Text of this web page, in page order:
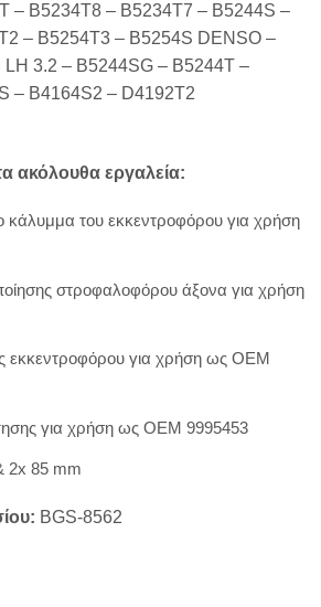
– B5234T8 – B5234T7 – B5244S –
– B5254T3 – B5254S DENSO –
3.2 – B5244SG – B5244T –
– B4164S2 – D4192T2
ακόλουθα εργαλεία:
κάλυμμα του εκκεντροφόρου για χρήση
στροφαλοφόρου άξονα για χρήση
εκκεντροφόρου για χρήση ως OEM
για χρήση ως OEM 9995453
2x 85 mm
BGS-8562